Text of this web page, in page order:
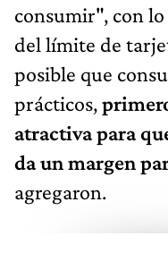
consumir", con
del límite de
posible que
prácticos,
atractiva para
da un margen
agregaron.